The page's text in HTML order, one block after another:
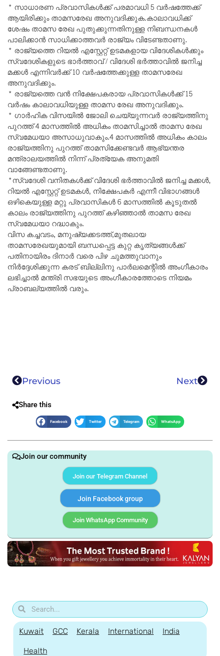
* സാധാരണ പ്രവാസികൾക്ക്‌ പരമാവധി 5 വർഷത്തേക്ക്‌
ആയിരിക്കും താമസരേഖ അനുവദിക്കുക.കാലാവധിക്ക്‌
ശേഷം താമസ രേഖ പുതുക്കുന്നതിനുള്ള നിബന്ധനകൾ
പാലിക്കാൻ സാധിക്കാത്തവർ രാജ്യം വിടേണ്ടതാണു.
* രാജ്യത്തെ റിയൽ എസ്റ്റേറ്റ്‌ ഉടമകളായ വിദേശികൾക്കും
സ്വദേശികളുടെ ഭാർത്താവ്‌ / വിദേശി ഭർത്താവിൽ ജനിച്ച
മക്കൾ എന്നിവർക്ക്‌ 10 വർഷത്തേക്കുള്ള താമസരേഖ
അനുവദിക്കും.
* രാജ്യത്തെ വൻ നിക്ഷേപകരായ പ്രവാസികൾക്ക്‌ 15
വർഷം കാലാവധിയുള്ള താമസ രേഖ അനുവദിക്കും.
* ഗാർഹിക വിസയിൽ ജോലി ചെയ്യുന്നവർ രാജ്യത്തിനു
പുറത്ത്‌ 4 മാസത്തിൽ അധികം താമസിച്ചാൽ താമസ രേഖ
സ്വമേധയാ അസാധുവാകും.4 മാസത്തിൽ അധികം കാലം
രാജ്യത്തിനു പുറത്ത്‌ താമസിക്കേണ്ടവർ ആഭ്യന്തര
മന്ത്രാലയത്തിൽ നിന്ന് പ്രത്യേക അനുമതി
വാങ്ങേണ്ടതാണു.
*സ്വദേശി വനിതകൾക്ക്‌ വിദേശി ഭർത്താവിൽ ജനിച്ച മക്കൾ,
റിയൽ എസ്റ്റേറ്റ്‌ ഉടമകൾ, നിക്ഷേപകർ എന്നീ വിഭാഗങ്ങൾ
ഒഴികെയുള്ള മറ്റു പ്രവാസികൾ 6 മാസത്തിൽ കൂടുതൽ
കാലം രാജ്യത്തിനു പുറത്ത്‌ കഴിഞ്ഞാൽ താമസ രേഖ
സ്വമേധയാ റദ്ധാകും.
വിസ കച്ചവടം, മനുഷ്യക്കടത്ത്‌,മുതലായ
താമസരേഖയുമായി ബന്ധപ്പെട്ട കുറ്റ കൃത്യങ്ങൾക്ക്‌
പതിനായിരം ദിനാർ വരെ പിഴ ചുമത്തുവാനും
നിർദ്ദേശിക്കുന്ന കരട്‌ ബില്ലിനു പാർലമെന്റിൽ അംഗീകാരം
ലഭിച്ചാൽ മന്ത്രി സഭയുടെ അംഗീകാരത്തോടെ നിയമം
പ്രാബല്യത്തിൽ വരും.
Previous Next
Share this
Facebook Twitter Telegram WhatsApp
Join our community
Join our Telegram Channel
Join Facebook group
Join WhatsApp Community
Kuwait GCC Kerala International India
Health